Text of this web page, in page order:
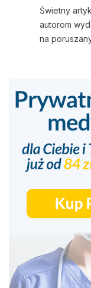
Świetny
autorom
na